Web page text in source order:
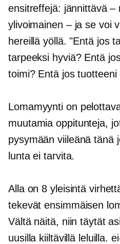
ensitreffejä: jännittävä –
ylivoimainen – ja se voi
hereillä yöllä. "Entä jos
tarpeeksi hyviä? Entä
toimi? Entä jos
Lomamyynti on
muutamia oppitunteja,
pysymään viileänä tänä
lunta ei tarvita.
Alla on 8 yleisintä
tekevät ensimmäisen
Vältä näitä, niin täytät
uusilla kiiltävillä leluilla.